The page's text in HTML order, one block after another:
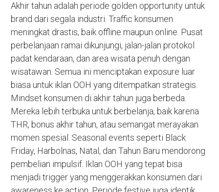
Akhir tahun adalah periode golden opportunity untuk
brand dari segala industri. Traffic konsumen
meningkat drastis, baik offline maupun online. Pusat
perbelanjaan ramai dikunjungi, jalan-jalan protokol
padat kendaraan, dan area wisata penuh dengan
wisatawan. Semua ini menciptakan exposure luar
biasa untuk iklan OOH yang ditempatkan strategis.
Mindset konsumen di akhir tahun juga berbeda.
Mereka lebih terbuka untuk berbelanja, baik karena
THR, bonus akhir tahun, atau semangat merayakan
momen spesial. Seasonal events seperti Black
Friday, Harbolnas, Natal, dan Tahun Baru mendorong
pembelian impulsif. Iklan OOH yang tepat bisa
menjadi trigger yang menggerakkan konsumen dari